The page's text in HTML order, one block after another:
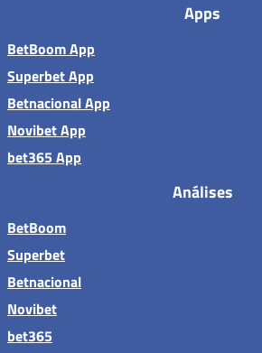
Apps
BetBoom App
Superbet App
Betnacional App
Novibet App
bet365 App
Análises
BetBoom
Superbet
Betnacional
Novibet
bet365